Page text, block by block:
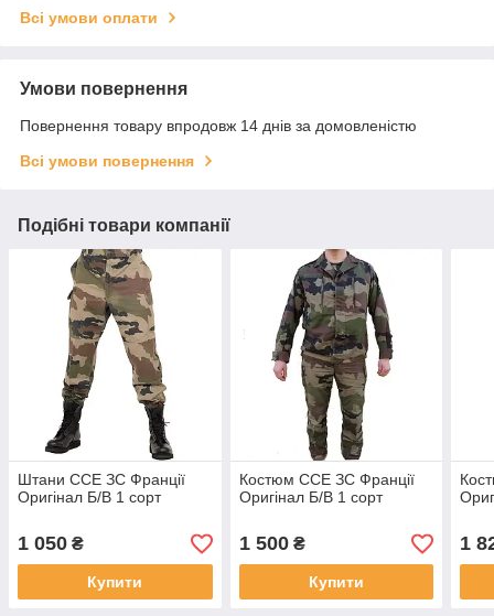
Всі умови оплати
Умови повернення
Повернення товару впродовж 14 днів за домовленістю
Всі умови повернення
Подібні товари компанії
Штани ССЕ ЗС Франції
Оригінал Б/В 1 сорт
1 050 ₴
Купити
Костюм ССЕ ЗС Франції
Оригінал Б/В 1 сорт
1 500₴
Купити
1